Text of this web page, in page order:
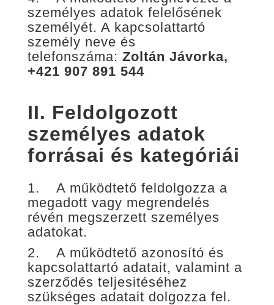
személyes adatok felelősének
személyét. A kapcsolattartó
személy neve és
telefonszáma: Zoltán Jávorka,
+421 907 891 544
II. Feldolgozott
személyes adatok
forrásai és kategóriái
1. A működtető feldolgozza a
megadott vagy megrendelés
révén megszerzett személyes
adatokat.
2. A működtető azonosító és
kapcsolattartó adatait, valamint a
szerződés teljesitéséhez
szükséges adatait dolgozza fel.